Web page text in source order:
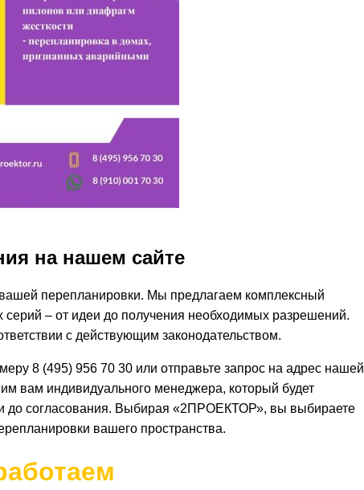
на нашем сайте
перепланировки. Мы предлагаем комплексный
– от идеи до получения необходимых разрешений.
с действующим законодательством.
8 (495) 956 70 30 или отправьте запрос на адрес нашей
вам индивидуального менеджера, который будет
до согласования. Выбирая «2ПРОЕКТОР», вы выбираете
вашего пространства.